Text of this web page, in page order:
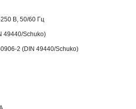
В, 50/60 Гц
49440/Schuko)
2 (DIN 49440/Schuko)